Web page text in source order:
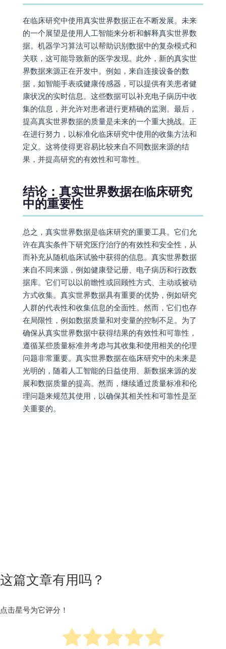
在临床研究中使用真实世界数据正在不断发展。未来
的一个展望是使用人工智能来分析和解释真实世界数
据。机器学习算法可以帮助识别数据中的复杂模式和
关联，这可能导致新的医学发现。此外，新的真实世
界数据来源正在开发中。例如，来自连接设备的数
据，如智能手表或健康传感器，可以提供有关患者健
康状况的实时信息。这些数据可以补充电子病历中收
集的信息，并允许对患者进行更精确的监测。最后，
提高真实世界数据的质量是未来的一个重大挑战。正
在进行努力，以标准化临床研究中使用的收集方法和
定义。这将使得更容易比较来自不同数据来源的结
果，并提高研究的有效性和可靠性。
结论：真实世界数据在临床研究
中的重要性
总之，真实世界数据是临床研究的重要工具。它们允
许在真实条件下研究医疗治疗的有效性和安全性，从
而补充从随机临床试验中获得的信息。真实世界数据
来自不同来源，例如健康登记册、电子病历和行政数
据库。它们可以以前瞻性或回顾性方式、主动或被动
方式收集。真实世界数据具有重要的优势，例如研究
人群的代表性和收集信息的全面性。然而，它们也存
在局限性，例如数据质量和对变量的控制不足。为了
确保从真实世界数据中获得结果的有效性和可靠性，
遵循某些质量标准并考虑与其收集和使用相关的伦理
问题非常重要。真实世界数据在临床研究中的未来是
光明的，随着人工智能的日益使用、新数据来源的发
展和数据质量的提高。然而，继续通过质量标准和伦
理问题来规范其使用，以确保其相关性和可靠性是至
关重要的。
这篇文章有用吗？
点击星号为它评分！